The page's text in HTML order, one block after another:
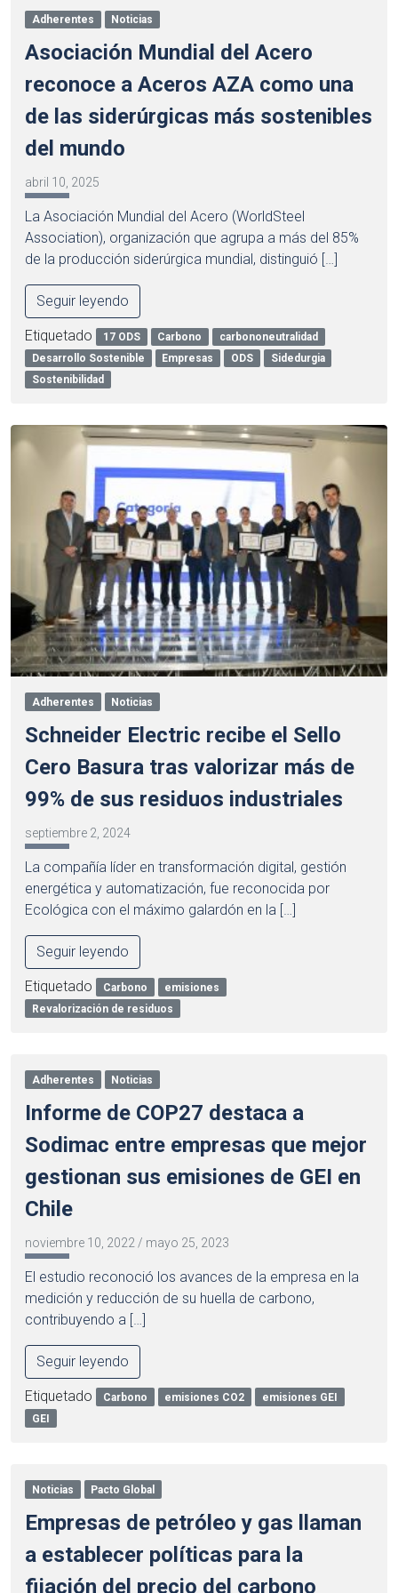
Adherentes Noticias
Asociación Mundial del Acero
reconoce a Aceros AZA como una
de las siderúrgicas más sostenibles
del mundo
abril 10, 2025
La Asociación Mundial del Acero (WorldSteel
Association), organización que agrupa a más del 85%
de la producción siderúrgica mundial, distinguió […]
Seguir leyendo
Etiquetado 17 ODS Carbono
carbononeutralidad
Desarrollo Sostenible
Empresas ODS
Sidedurgia
Sostenibilidad
Adherentes Noticias
Schneider Electric recibe el Sello
Cero Basura tras valorizar más de
99% de sus residuos industriales
septiembre 2, 2024
La compañía líder en transformación digital, gestión
energética y automatización, fue reconocida por
Ecológica con el máximo galardón en la […]
Seguir leyendo
Etiquetado Carbono
emisiones
Revalorización de residuos
Adherentes Noticias
Informe de COP27 destaca a
Sodimac entre empresas que mejor
gestionan sus emisiones de GEI en
Chile
noviembre 10, 2022 / mayo 25, 2023
El estudio reconoció los avances de la empresa en la
medición y reducción de su huella de carbono,
contribuyendo a […]
Seguir leyendo
Etiquetado Carbono emisiones CO2
emisiones GEI
GEI
Noticias Pacto Global
Empresas de petróleo y gas llaman
a establecer políticas para la
fijación del precio del carbono